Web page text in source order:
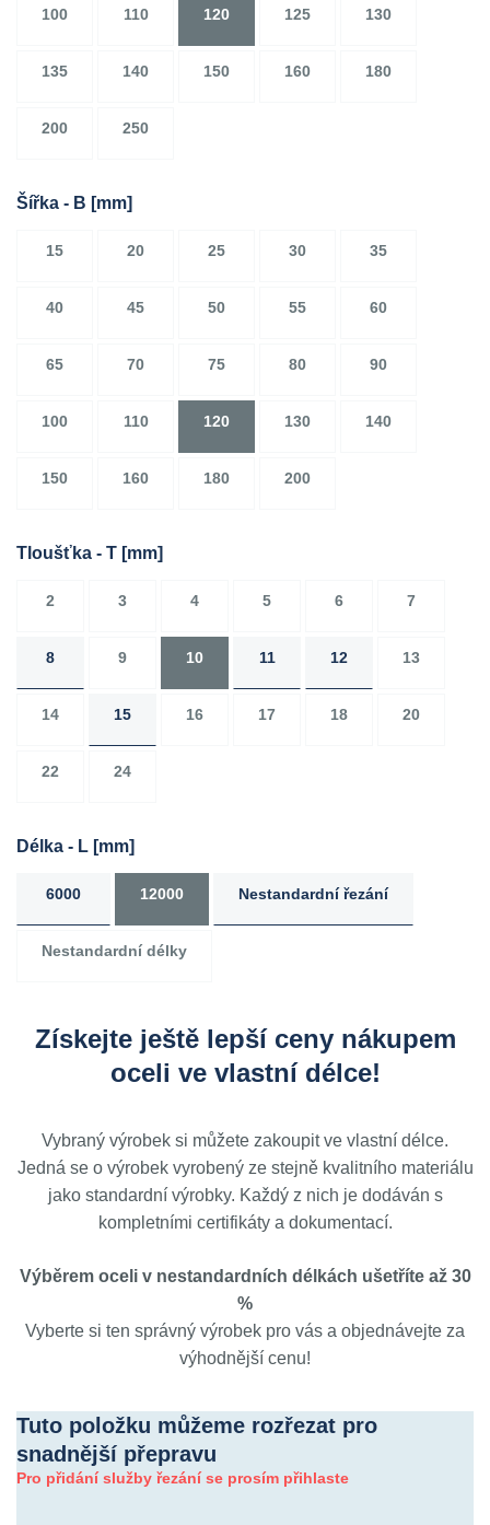
100 110 120 125 130
135 140 150 160 180
200 250
Šířka - B [mm]
15 20 25 30 35
40 45 50 55 60
65 70 75 80 90
100 110 120 130 140
150 160 180 200
Tloušťka - T [mm]
2 3 4 5 6 7
8 9 10 11 12 13
14 15 16 17 18 20
22 24
Délka - L [mm]
6000 12000 Nestandardní řezání
Nestandardní délky
Získejte ještě lepší ceny nákupem
oceli ve vlastní délce!
Vybraný výrobek si můžete zakoupit ve vlastní délce.
Jedná se o výrobek vyrobený ze stejně kvalitního materiálu
jako standardní výrobky. Každý z nich je dodáván s
kompletními certifikáty a dokumentací.
Výběrem oceli v nestandardních délkách ušetříte až 30
%
Vyberte si ten správný výrobek pro vás a objednávejte za
výhodnější cenu!
Tuto položku můžeme rozřezat pro
snadnější přepravu
Pro přidání služby řezání se prosím přihlaste